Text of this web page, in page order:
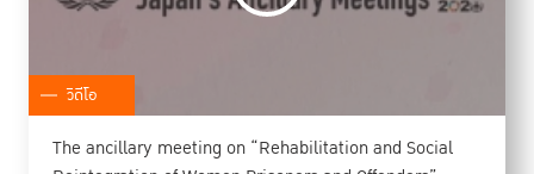
วิดีโอ
The ancillary meeting on “Rehabilitation and Social